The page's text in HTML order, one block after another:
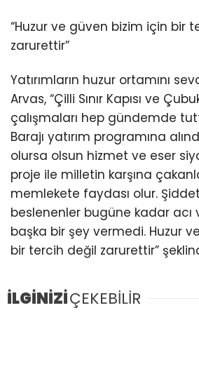
“Huzur ve güven bizim için bir
zarurettir”
Yatırımların huzur ortamını
Arvas, “Çilli Sınır Kapısı ve
çalışmaları hep gündemde
Barajı yatırım programına
olursa olsun hizmet ve eser
proje ile milletin karşına
memlekete faydası olur.
beslenenler bugüne kadar acı
başka bir şey vermedi. Huzur
bir tercih değil zarurettir”
İLGİNİZİÇEKEBİLİR